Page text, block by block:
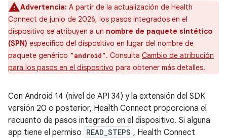
Advertencia: A partir de la actualización de Health
Connect de junio de 2026, los pasos integrados en el
dispositivo se atribuyen a un nombre de paquete sintético
(SPN) específico del dispositivo en lugar del nombre de
paquete genérico "android". Consulta Cambio de atribución
para los pasos en el dispositivo para obtener más detalles.
Con Android 14 (nivel de API 34) y la extensión del SDK
versión 20 o posterior, Health Connect proporciona el
recuento de pasos integrado en el dispositivo. Si alguna
app tiene el permiso READ_STEPS , Health Connect